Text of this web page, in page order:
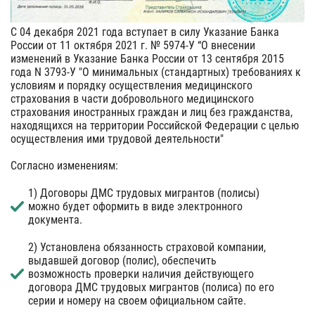
С 04 декабря 2021 года вступает в силу Указание Банка
России от 11 октября 2021 г. № 5974-У “О внесении
изменений в Указание Банка России от 13 сентября 2015
года N 3793-У "О минимальных (стандартных) требованиях к
условиям и порядку осуществления медицинского
страхования в части добровольного медицинского
страхования иностранных граждан и лиц без гражданства,
находящихся на территории Российской Федерации с целью
осуществления ими трудовой деятельности"
Согласно изменениям:
1) Договоры ДМС трудовых мигрантов (полисы)
можно будет оформить в виде электронного
документа.
2) Установлена обязанность страховой компании,
выдавшей договор (полис), обеспечить
возможность проверки наличия действующего
договора ДМС трудовых мигрантов (полиса) по его
серии и номеру на своем официальном сайте.